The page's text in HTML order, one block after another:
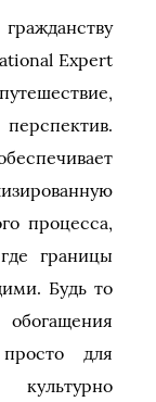
Expert
процесса,
границы
Будь то
для